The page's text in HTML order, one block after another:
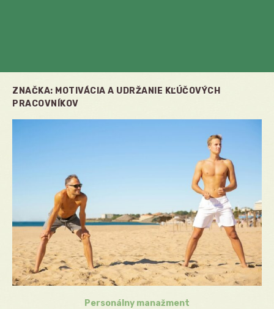
ZNAČKA: MOTIVÁCIA A UDRŽANIE KĽÚČOVÝCH
PRACOVNÍKOV
Personálny manažment